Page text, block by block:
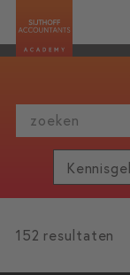
zoeken
152 resultaten